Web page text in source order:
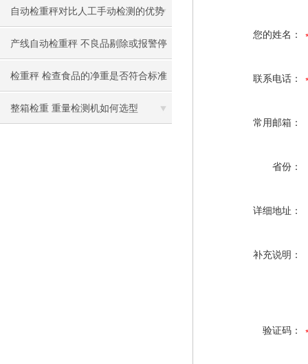
自动检重秤对比人工手动检测的优势
产线自动检重秤 不良品剔除或报警停
机
检重秤 检查食品的净重是否符合标准
整箱检重 重量检测机如何选型
您的姓名：
联系电话：
常用邮箱：
省份：
详细地址：
补充说明：
验证码：